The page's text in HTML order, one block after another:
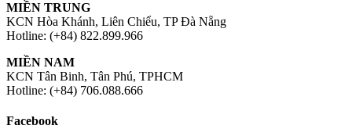
MIỀN TRUNG
KCN Hòa Khánh, Liên Chiểu, TP Đà Nẵng
Hotline: (+84) 822.899.966
MIỀN NAM
KCN Tân Binh, Tân Phú, TPHCM
Hotline: (+84) 706.088.666
Facebook